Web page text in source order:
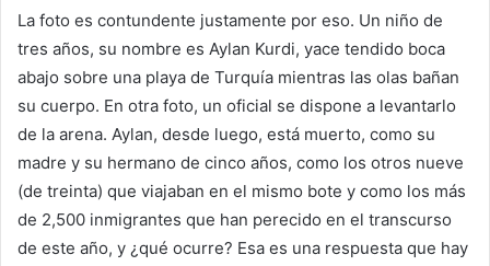
La foto es contundente justamente por eso. Un niño de
tres años, su nombre es Aylan Kurdi, yace tendido boca
abajo sobre una playa de Turquía mientras las olas bañan
su cuerpo. En otra foto, un oficial se dispone a levantarlo
de la arena. Aylan, desde luego, está muerto, como su
madre y su hermano de cinco años, como los otros nueve
(de treinta) que viajaban en el mismo bote y como los más
de 2,500 inmigrantes que han perecido en el transcurso
de este año, y ¿qué ocurre? Esa es una respuesta que hay